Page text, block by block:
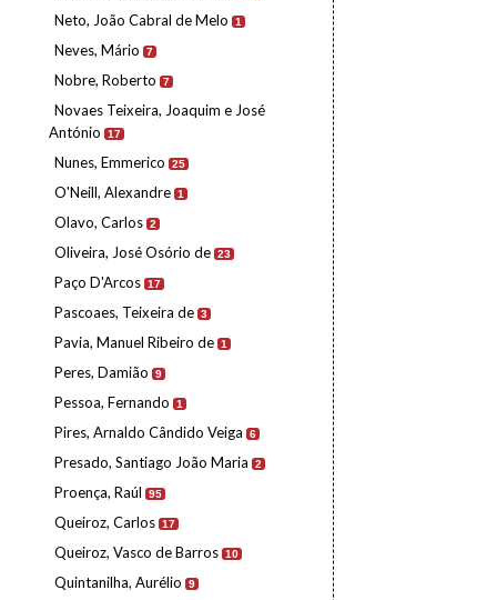
Neto, João Cabral de Melo 1
Neves, Mário 7
Nobre, Roberto 7
Novaes Teixeira, Joaquim e José
António
17
Nunes, Emmerico 25
O'Neill, Alexandre 1
Olavo, Carlos 2
Oliveira, José Osório de 23
Paço D'Arcos 17
Pascoaes, Teixeira de 3
Pavia, Manuel Ribeiro de 1
Peres, Damião 9
Pessoa, Fernando 1
Pires, Arnaldo Cândido Veiga 6
Presado, Santiago João Maria 2
Proença, Raúl 95
Queiroz, Carlos 17
Queiroz, Vasco de Barros 10
Quintanilha, Aurélio 9